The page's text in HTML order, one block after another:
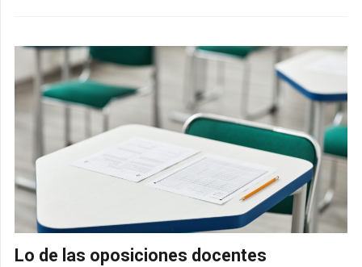
Lo de las oposiciones docentes